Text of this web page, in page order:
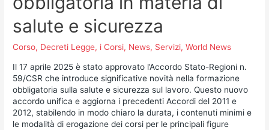
salute e sicurezza
Corso, Decreti Legge, i Corsi, News, Servizi,World News
Il 17 aprile 2025 è stato approvato l’Accordo Stato-Regioni n.
59/CSR che introduce significative novità nella formazione
obbligatoria sulla salute e sicurezza sul lavoro. Questo nuovo
accordo unifica e aggiorna i precedenti Accordi del 2011 e
2012, stabilendo in modo chiaro la durata, i contenuti minimi e
le modalità di erogazione dei corsi per le principali figure